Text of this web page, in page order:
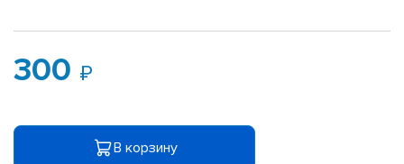
300
В корзину